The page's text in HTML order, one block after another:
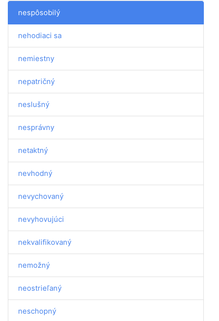
nespôsobilý
nehodiaci sa
nemiestny
nepatričný
neslušný
nesprávny
netaktný
nevhodný
nevychovaný
nevyhovujúci
nekvalifikovaný
nemožný
neostrieľaný
neschopný